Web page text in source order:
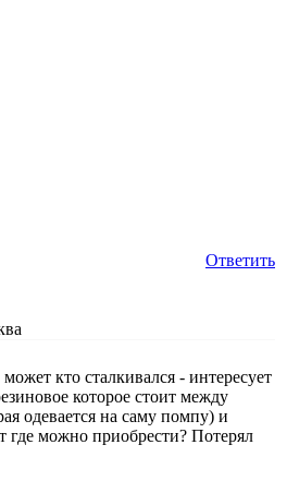
Ответить
кто сталкивался - интересует
которое стоит между
одевается на саму помпу) и
где можно приобрести? Потерял